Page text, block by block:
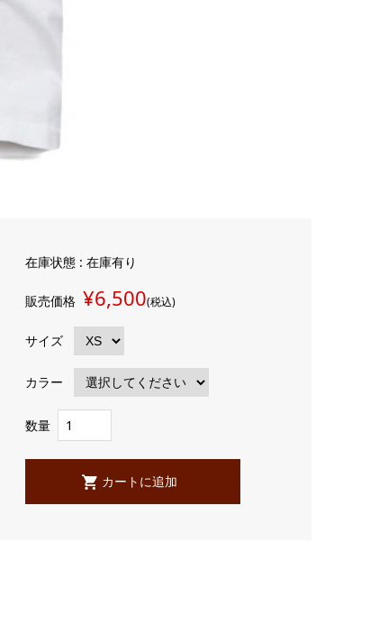
在庫状態 : 在庫有り
販売価格 ¥6,500(税込)
サイズ
カラー
数量